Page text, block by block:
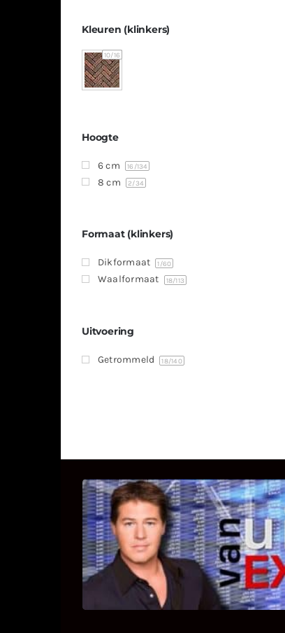
Kleuren (klinkers)
10/16
Hoogte
6 cm 16 /134
8 cm 2/34
Formaat (klinkers)
Dikformaat 1/60
Waalformaat 18/113
Uitvoering
Getrommeld 18/140
UITSTEL VAN EXECUTIE
Bekijk hier de fragmenten van de
deelname van Bricks and Stones aan
dit programma.